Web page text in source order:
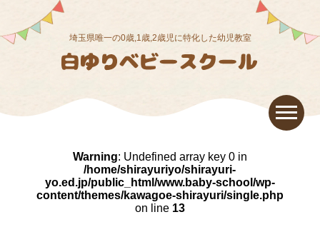
埼玉県唯一の0歳,1歳,2歳児に特化した幼児教室
Warning: Undefined array key 0 in
/home/shirayuriyo/shirayuri-
yo.ed.jp/public_html/www.baby-school/wp-
content/themes/kawagoe-shirayuri/single.php
on line 13